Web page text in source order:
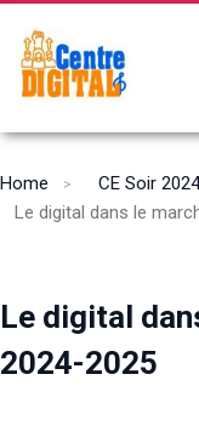
Home
CE Soir
Le digital dans le
Le digital
2024-2025